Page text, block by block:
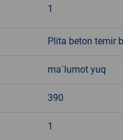
1
Plita beton temir
ma`lumot yuq
390
1